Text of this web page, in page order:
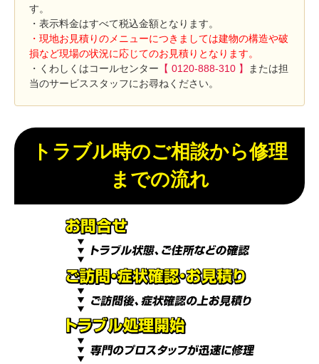
す。
・表示料金はすべて税込金額となります。
・現地お見積りのメニューにつきましては建物の構造や破
損など現場の状況に応じてのお見積りとなります。
・くわしくはコールセンター 【 0120-888-310 】
または担
当のサービススタッフにお尋ねください。
トラブル時のご相談から修理
までの流れ